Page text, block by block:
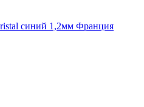
синий 1,2мм Франция